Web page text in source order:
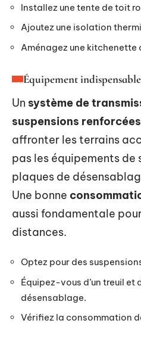
Installez une tente de toit
Ajoutez une isolation
Aménagez une kitchenette
Équipement indispensable
Un système de
suspensions renforcées
affronter les terrains
pas les équipements de
plaques de
Une bonne
aussi fondamentale
distances.
Optez pour des
Équipez-vous d’un treuil et
désensablage.
Vérifiez la consommation